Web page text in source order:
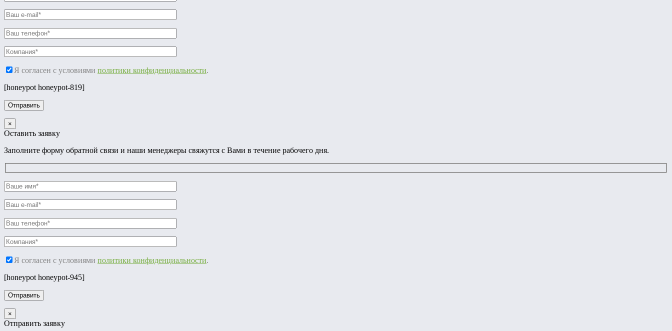
Я согласен с условиями политики конфиденциальности.
[honeypot honeypot-819]
×
Оставить заявку
Заполните форму обратной связи и наши менеджеры свяжутся с Вами в течение рабочего дня.
Я согласен с условиями политики конфиденциальности.
[honeypot honeypot-945]
×
Отправить заявку